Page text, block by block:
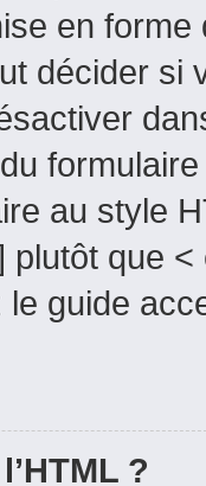
en forme
décider
au style
que
guide
?